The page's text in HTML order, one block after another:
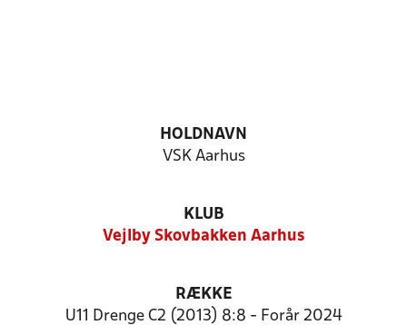
HOLDNAVN
VSK Aarhus
KLUB
Vejlby Skovbakken Aarhus
RÆKKE
U11 Drenge C2 (2013) 8:8 - Forår 2024